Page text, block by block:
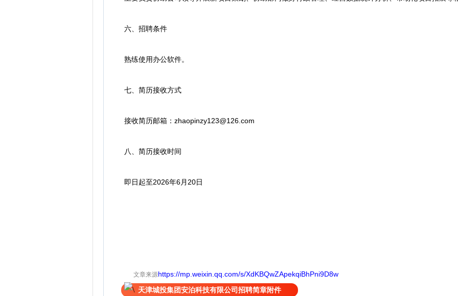
六、招聘条件
熟练使用办公软件。
七、简历接收方式
接收简历邮箱：zhaopinzy123@126.com
八、简历接收时间
即日起至2026年6月20日
文章来源https://mp.weixin.qq.com/s/XdKBQwZApekqiBhPni9D8w
天津城投集团安泊科技有限公司招聘简章附件